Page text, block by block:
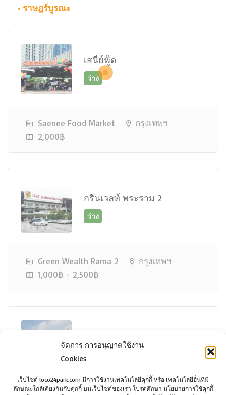
จัดการ การอนุญาตใช้งาน
Cookies
เว็บไซต์ loco24park.com มีการใช้งานเทคโนโลยีคุกกี้ หรือ เทคโนโลยีอื่นที่มี
ลักษณะใกล้เคียงกันกับคุกกี้ บนเว็บไซต์ของเรา โปรดศึกษา นโยบายการใช้คุกกี้
• ราษฎร์บูรณะ
เสนีย์ฟู้ด
Saenee Food Market
กรุงเทพฯ
2,000฿
กรีนเวลท์ พระราม 2
Green Wealth Rama 2
กรุงเทพฯ
1,000฿ - 2,500฿
ว่าง